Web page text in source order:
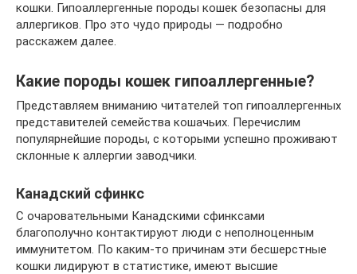
кошки. Гипоаллергенные породы кошек безопасны для
аллергиков. Про это чудо природы — подробно
расскажем далее.
Какие породы кошек гипоаллергенные?
Представляем вниманию читателей топ гипоаллергенных
представителей семейства кошачьих. Перечислим
популярнейшие породы, с которыми успешно проживают
склонные к аллергии заводчики.
Канадский сфинкс
С очаровательными Канадскими сфинксами
благополучно контактируют люди с неполноценным
иммунитетом. По каким-то причинам эти бесшерстные
кошки лидируют в статистике, имеют высшие